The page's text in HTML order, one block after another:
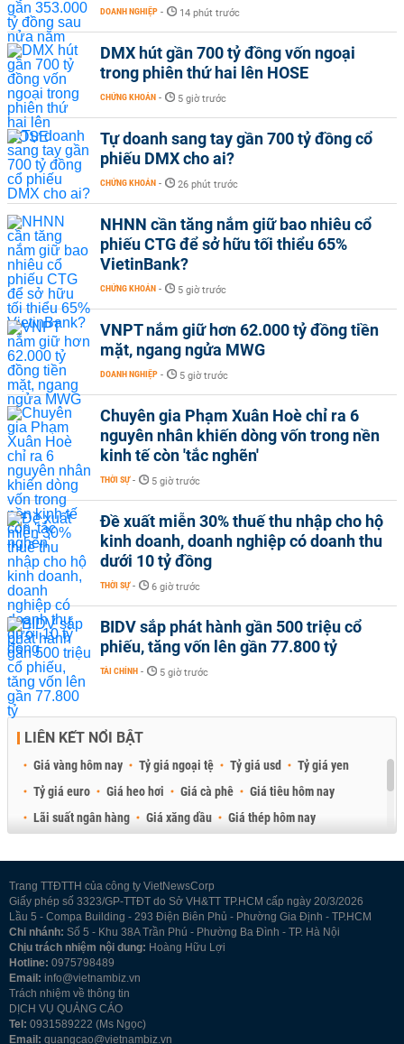
DOANH NGHIỆP - 14 phút trước
DMX hút gần 700 tỷ đồng vốn ngoại
trong phiên thứ hai lên HOSE
CHỨNG KHOÁN - 5 giờ trước
Tự doanh sang tay gần 700 tỷ đồng cổ
phiếu DMX cho ai?
CHỨNG KHOÁN - 26 phút trước
NHNN cần tăng nắm giữ bao nhiêu cổ
phiếu CTG để sở hữu tối thiểu 65%
VietinBank?
CHỨNG KHOÁN - 5 giờ trước
VNPT nắm giữ hơn 62.000 tỷ đồng tiền
mặt, ngang ngửa MWG
DOANH NGHIỆP - 5 giờ trước
Chuyên gia Phạm Xuân Hoè chỉ ra 6
nguyên nhân khiến dòng vốn trong nền
kinh tế còn 'tắc nghẽn'
THỜI SỰ - 5 giờ trước
Đề xuất miễn 30% thuế thu nhập cho hộ
kinh doanh, doanh nghiệp có doanh thu
dưới 10 tỷ đồng
THỜI SỰ - 6 giờ trước
BIDV sắp phát hành gần 500 triệu cổ
phiếu, tăng vốn lên gần 77.800 tỷ
TÀI CHÍNH - 5 giờ trước
LIÊN KẾT NỔI BẬT
Giá vàng hôm nay Tỷ giá ngoại tệ Tỷ giá usd
Tỷ giá yen
Tỷ giá euro
Giá heo hơi Giá cà phê
Giá tiêu hôm nay
Lãi suất ngân hàng
Giá xăng dầu
Giá thép hôm nay
Trang TTĐTTH của công ty VietNewsCorp
Giấy phép số 3323/GP-TTĐT do Sở VH&TT TP.HCM cấp ngày 20/3/2026
Lầu 5 - Compa Building - 293 Điện Biên Phủ - Phường Gia Định - TP.HCM
Chi nhánh: Số 5 - Khu 38A Trần Phú - Phường Ba Đình - TP. Hà Nội
Chịu trách nhiệm nội dung: Hoàng Hữu Lợi
Hotline: 0975798489
Email: info@vietnambiz.vn
Trách nhiệm về thông tin
DỊCH VỤ QUẢNG CÁO
Tel: 0931589222 (Ms Ngọc)
Email: quangcao@vietnambiz.vn